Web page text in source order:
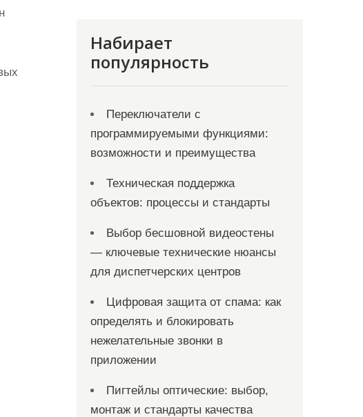
Набирает
популярность
Переключатели с
программируемыми функциями:
возможности и преимущества
Техническая поддержка
объектов: процессы и стандарты
Выбор бесшовной видеостены
— ключевые технические нюансы
для диспетчерских центров
Цифровая защита от спама: как
определять и блокировать
нежелательные звонки в
приложении
Пигтейлы оптические: выбор,
монтаж и стандарты качества